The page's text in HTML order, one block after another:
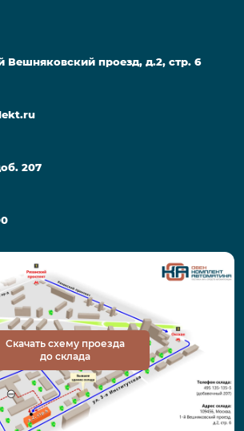
Вешняковский проезд, д.2, стр. 6
207
Скачать схему проезда
до склада